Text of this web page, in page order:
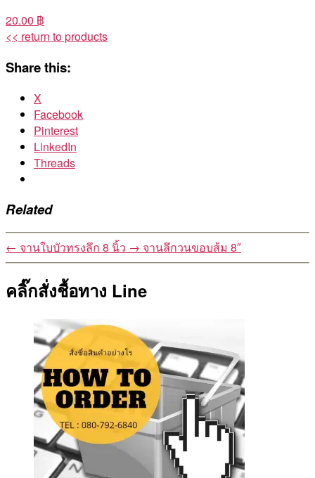
20.00 ฿
<< return to products
Share this:
X
Facebook
Pinterest
LinkedIn
Threads
Related
← จานใบบัวทรงลึก 8 นิ้ว → จานลึกวนขอบส้ม 8″
คลิ๊กสั่งชื้อทาง Line